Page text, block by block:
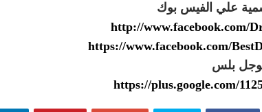
علي الفيس بوك
http://www.facebook.com/
https://www.facebook.com/
بلس
https://plus.google.com/